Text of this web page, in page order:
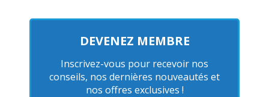
DEVENEZ MEMBRE
Inscrivez-vous pour recevoir nos
conseils, nos dernières nouveautés et
nos offres exclusives !